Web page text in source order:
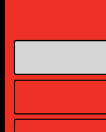
Gold Partner